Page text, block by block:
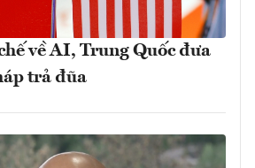
về AI, Trung Quốc đưa
trả đũa